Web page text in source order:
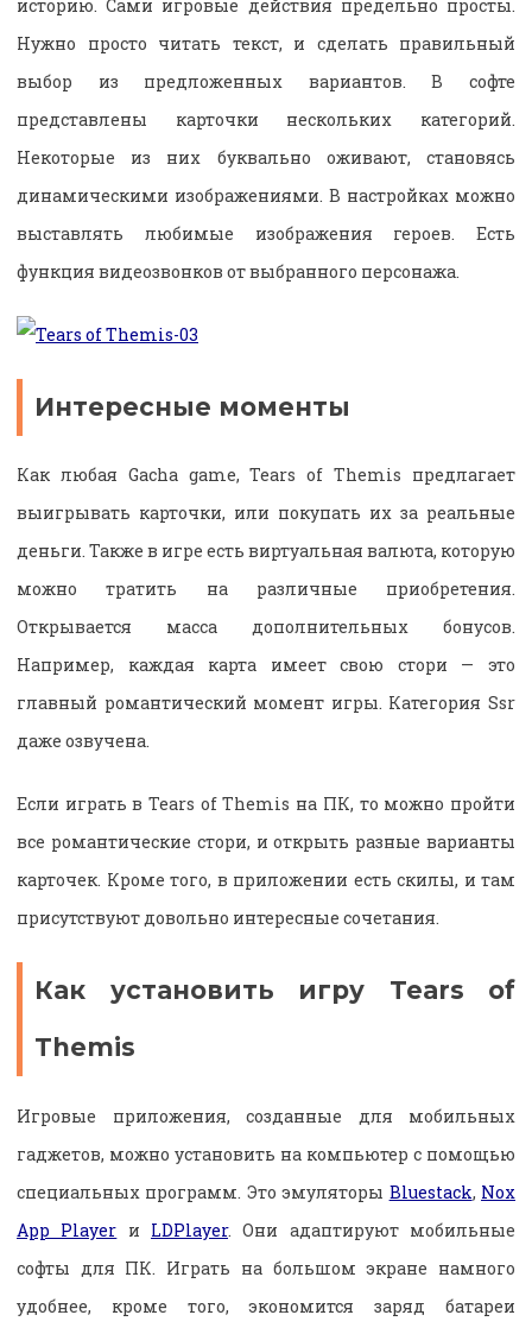
историю. Сами игровые действия предельно просты.
Нужно просто читать текст, и сделать правильный
выбор из предложенных вариантов. В софте
представлены карточки нескольких категорий.
Некоторые из них буквально оживают, становясь
динамическими изображениями. В настройках можно
выставлять любимые изображения героев. Есть
функция видеозвонков от выбранного персонажа.
Интересные моменты
Как любая Gacha game, Tears of Themis предлагает
выигрывать карточки, или покупать их за реальные
деньги. Также в игре есть виртуальная валюта, которую
можно тратить на различные приобретения.
Открывается масса дополнительных бонусов.
Например, каждая карта имеет свою стори — это
главный романтический момент игры. Категория Ssr
даже озвучена.
Если играть в Tears of Themis на ПК, то можно пройти
все романтические стори, и открыть разные варианты
карточек. Кроме того, в приложении есть скилы, и там
присутствуют довольно интересные сочетания.
Как установить игру Tears of
Themis
Игровые приложения, созданные для мобильных
гаджетов, можно установить на компьютер с помощью
специальных программ. Это эмуляторы Bluestack, Nox
App Player и LDPlayer. Они адаптируют мобильные
софты для ПК. Играть на большом экране намного
удобнее, кроме того, экономится заряд батареи